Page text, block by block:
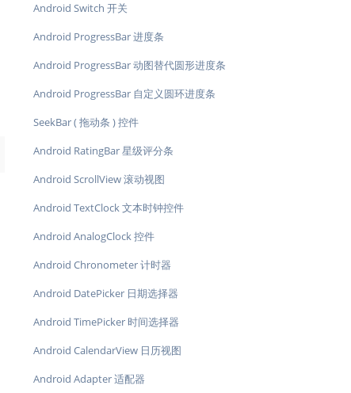
Android Switch 开关
Android ProgressBar 进度条
Android ProgressBar 动图替代圆形进度条
Android ProgressBar 自定义圆环进度条
SeekBar ( 拖动条 ) 控件
Android RatingBar 星级评分条
Android ScrollView 滚动视图
Android TextClock 文本时钟控件
Android AnalogClock 控件
Android Chronometer 计时器
Android DatePicker 日期选择器
Android TimePicker 时间选择器
Android CalendarView 日历视图
Android Adapter 适配器